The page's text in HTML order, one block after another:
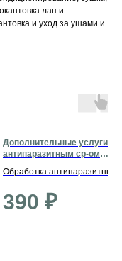
лап и
и уход за ушами и
Дополнительные услуги /
антипаразитным ср-ом
Обработка антипаразитным
390 ₽